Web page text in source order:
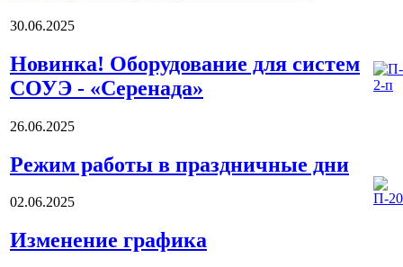
30.06.2025
Новинка! Оборудование для систем
СОУЭ - «Серенада»
26.06.2025
Режим работы в праздничные дни
02.06.2025
Изменение графика